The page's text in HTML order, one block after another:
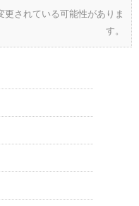
されている可能性がありま
す。